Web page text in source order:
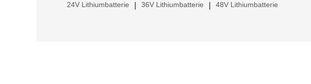
24V Lithiumbatterie 36V Lithiumbatterie 48V Lithiumbatterie